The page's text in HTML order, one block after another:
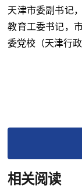
天津市委副书记
教育工委书记，
委党校（天津行
相关阅读